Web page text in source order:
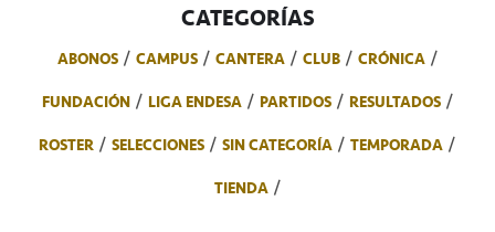
CATEGORÍAS
ABONOS CAMPUS CANTERA CLUB
CRÓNICA
FUNDACIÓN
LIGA ENDESA PARTIDOS
RESULTADOS
ROSTER
SELECCIONES SIN CATEGORÍA
TEMPORADA
TIENDA